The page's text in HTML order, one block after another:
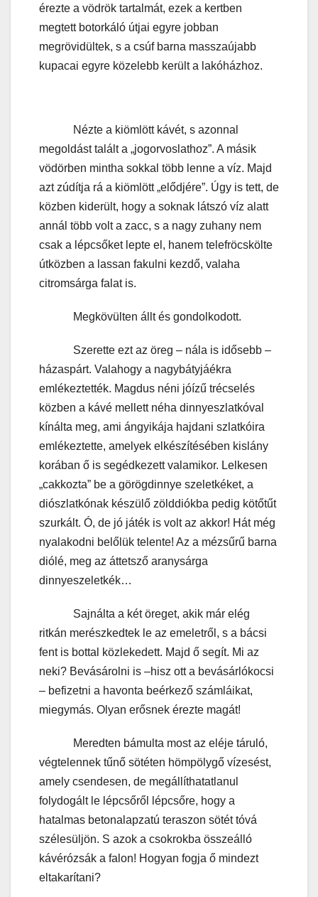
érezte a vödrök tartalmát, ezek a kertben
megtett botorkáló útjai egyre jobban
megrövidültek, s a csúf barna masszaújabb
kupacai egyre közelebb került a lakóházhoz.
Nézte a kiömlött kávét, s azonnal
megoldást talált a „jogorvoslathoz”. A másik
vödörben mintha sokkal több lenne a víz. Majd
azt zúdítja rá a kiömlött „elődjére”. Úgy is tett, de
közben kiderült, hogy a soknak látszó víz alatt
annál több volt a zacc, s a nagy zuhany nem
csak a lépcsőket lepte el, hanem telefröcskölte
útközben a lassan fakulni kezdő, valaha
citromsárga falat is.
Megkövülten állt és gondolkodott.
Szerette ezt az öreg – nála is idősebb –
házaspárt. Valahogy a nagybátyjáékra
emlékeztették. Magdus néni jóízű trécselés
közben a kávé mellett néha dinnyeszlatkóval
kínálta meg, ami ángyikája hajdani szlatkóira
emlékeztette, amelyek elkészítésében kislány
korában ő is segédkezett valamikor. Lelkesen
„cakkozta” be a görögdinnye szeletkéket, a
diószlatkónak készülő zölddiókba pedig kötőtűt
szurkált. Ó, de jó játék is volt az akkor! Hát még
nyalakodni belőlük telente! Az a mézsűrű barna
diólé, meg az áttetsző aranysárga
dinnyeszeletkék…
Sajnálta a két öreget, akik már elég
ritkán merészkedtek le az emeletről, s a bácsi
fent is bottal közlekedett. Majd ő segít. Mi az
neki? Bevásárolni is –hisz ott a bevásárlókocsi
– befizetni a havonta beérkező számláikat,
miegymás. Olyan erősnek érezte magát!
Meredten bámulta most az eléje táruló,
végtelennek tűnő sötéten hömpölygő vízesést,
amely csendesen, de megállíthatatlanul
folydogált le lépcsőről lépcsőre, hogy a
hatalmas betonalapzatú teraszon sötét tóvá
szélesüljön. S azok a csokrokba összeálló
kávérózsák a falon! Hogyan fogja ő mindezt
eltakarítani?